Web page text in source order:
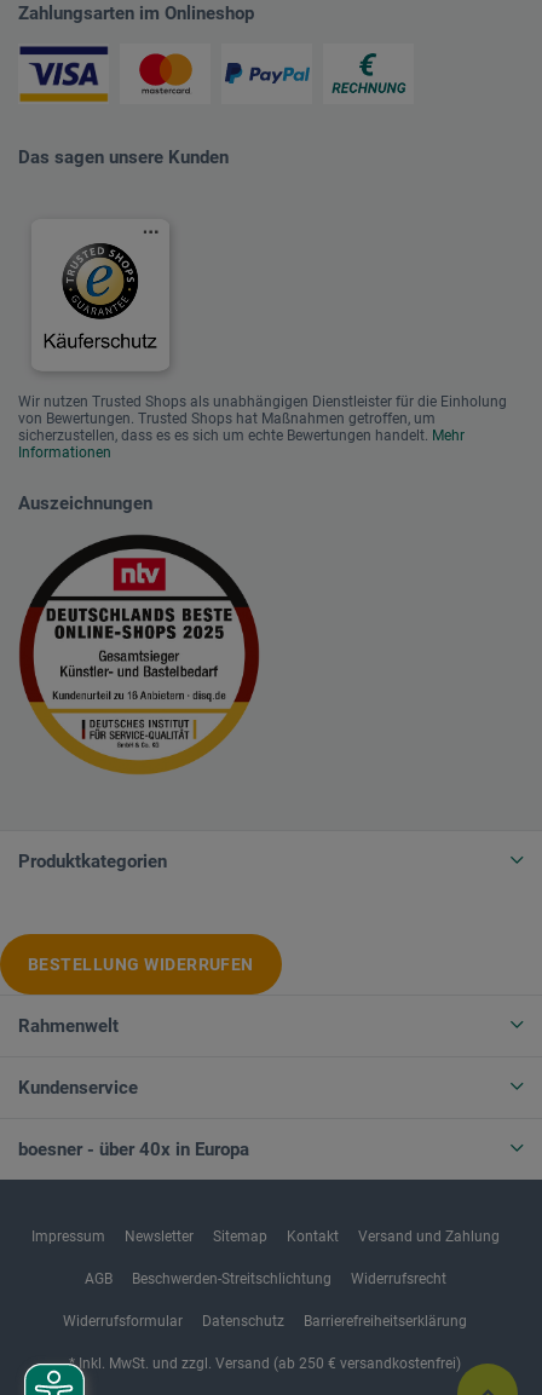
Zahlungsarten im Onlineshop
Das sagen unsere Kunden
Wir nutzen Trusted Shops als unabhängigen Dienstleister für die Einholung
von Bewertungen. Trusted Shops hat Maßnahmen getroffen, um
sicherzustellen, dass es es sich um echte Bewertungen handelt. Mehr
Informationen
Auszeichnungen
Produktkategorien
BESTELLUNG WIDERRUFEN
Rahmenwelt
Kundenservice
boesner - über 40x in Europa
Impressum Newsletter Sitemap Kontakt Versand und Zahlung
AGB Beschwerden-Streitschlichtung Widerrufsrecht
Widerrufsformular Datenschutz Barrierefreiheitserklärung
* Inkl. MwSt. und zzgl. Versand (ab 250 € versandkostenfrei)